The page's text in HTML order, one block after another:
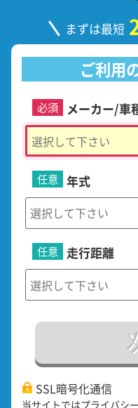
まずは最短
ご利用
メーカー/車
必須
年式
任意
走行距離
任意
SSL暗号化通信
当サイトではプライバシ